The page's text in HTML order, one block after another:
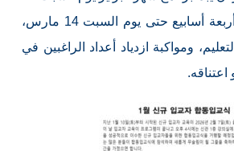
فبراير، ويستمر لمدة أربعة أسابيع حتى يوم السبت 14 مارس،
ومواكبة ازدياد أعداد الراغبين في
اعتناقه.